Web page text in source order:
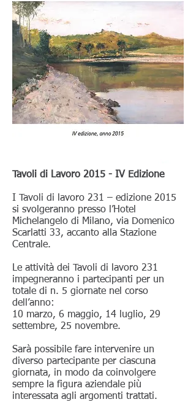
Tavoli di Lavoro 2015 - IV Edizione
I Tavoli di lavoro 231 – edizione 2015
si svolgeranno presso l’Hotel
Michelangelo di Milano, via Domenico
Scarlatti 33, accanto alla Stazione
Centrale.
Le attività dei Tavoli di lavoro 231
impegneranno i partecipanti per un
totale di n. 5 giornate nel corso
dell’anno:
10 marzo, 6 maggio, 14 luglio, 29
settembre, 25 novembre.
Sarà possibile fare intervenire un
diverso partecipante per ciascuna
giornata, in modo da coinvolgere
sempre la figura aziendale più
interessata agli argomenti trattati.